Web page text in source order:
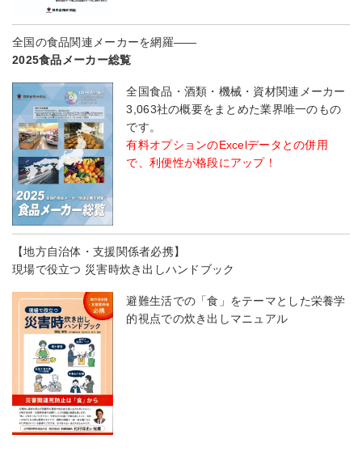
全国の食品関連メーカーを網羅――
2025食品メーカー総覧
全国食品・酒類・機械・資材関連メーカー
3,063社の概要をまとめた業界唯一のもの
です。
有料オプションのExcelデータとの併用
で、利便性が格段にアップ！
【地方自治体・支援関係者必携】
現場で役立つ 災害時炊き出しハンドブック
避難生活での「食」をテーマとした栄養学
的視点での炊き出しマニュアル